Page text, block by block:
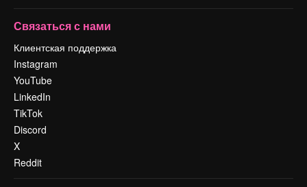
Связаться с нами
Клиентская поддержка
Instagram
YouTube
LinkedIn
TikTok
Discord
X
Reddit